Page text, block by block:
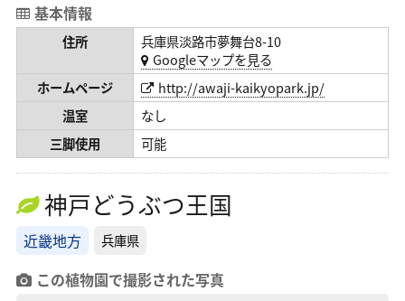
基本情報
住所
兵庫県淡路市夢舞台8-10
Googleマップを見る
ホームページ
http://awaji-kaikyopark.jp/
温室
なし
三脚使用
可能
神戸どうぶつ王国
近畿地方 兵庫県
この植物園で撮影された写真